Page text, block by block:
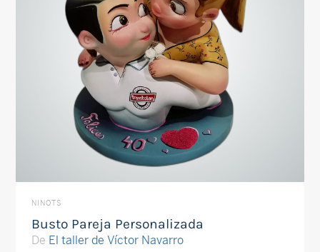
NINOTS
Busto Pareja Personalizada
De El taller de Víctor Navarro